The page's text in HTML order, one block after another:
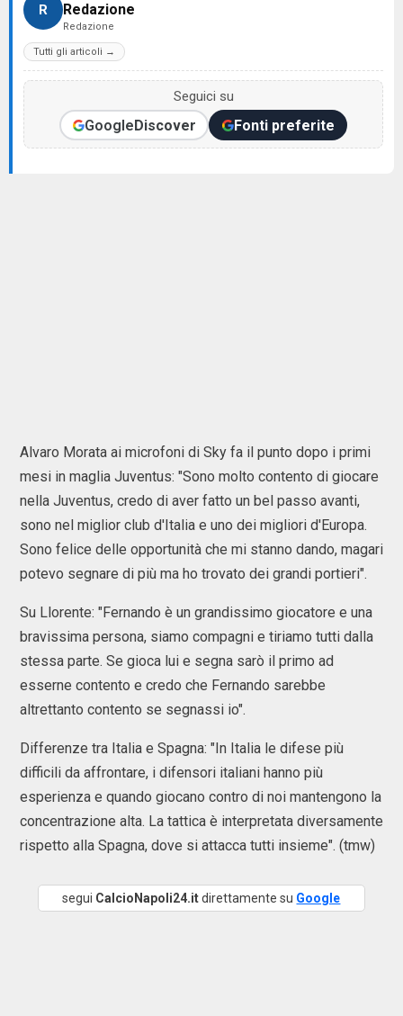
R Redazione
Redazione
Tutti gli articoli →
Seguici su
GoogleDiscover Fonti preferite
Alvaro Morata ai microfoni di Sky fa il punto dopo i primi
mesi in maglia Juventus: "Sono molto contento di giocare
nella Juventus, credo di aver fatto un bel passo avanti,
sono nel miglior club d'Italia e uno dei migliori d'Europa.
Sono felice delle opportunità che mi stanno dando, magari
potevo segnare di più ma ho trovato dei grandi portieri".
Su Llorente: "Fernando è un grandissimo giocatore e una
bravissima persona, siamo compagni e tiriamo tutti dalla
stessa parte. Se gioca lui e segna sarò il primo ad
esserne contento e credo che Fernando sarebbe
altrettanto contento se segnassi io".
Differenze tra Italia e Spagna: "In Italia le difese più
difficili da affrontare, i difensori italiani hanno più
esperienza e quando giocano contro di noi mantengono la
concentrazione alta. La tattica è interpretata diversamente
rispetto alla Spagna, dove si attacca tutti insieme". (tmw)
segui CalcioNapoli24.itdirettamente su Google